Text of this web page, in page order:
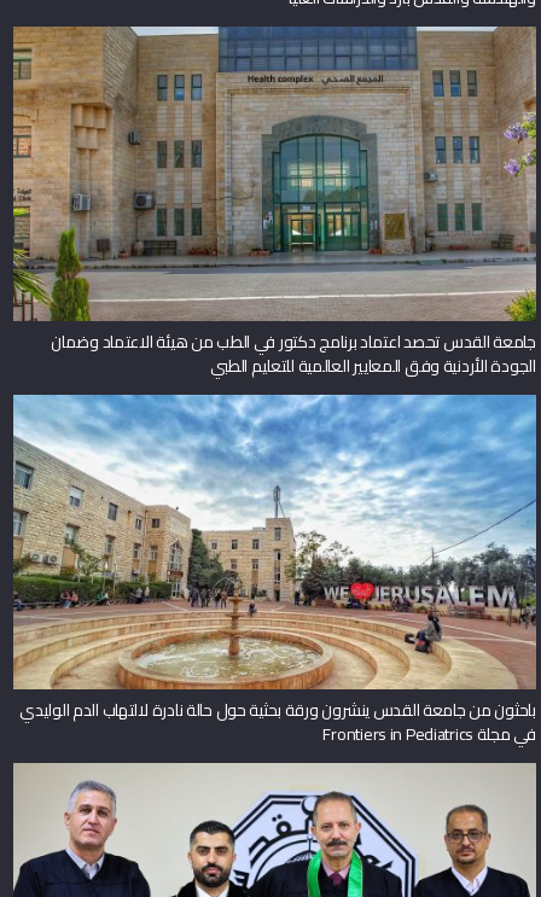
جامعة القدس تحصد اعتماد برنامج دكتور في الطب من هيئة الاعتماد وضمان
الجودة الأردنية وفق المعايير العالمية للتعليم الطبي
باحثون من جامعة القدس ينشرون ورقة بحثية حول حالة نادرة لالتهاب الدم الوليدي
في مجلة Frontiers in Pediatrics